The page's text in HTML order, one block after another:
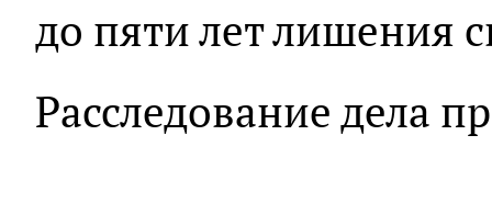
до пяти лет лишения
Расследование дела